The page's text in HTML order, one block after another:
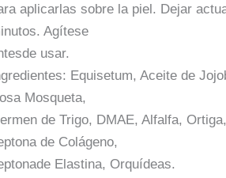
aplicarlas sobre la piel. Dejar
Agítese
usar.
Equisetum, Aceite de
Mosqueta,
de Trigo, DMAE, Alfalfa, Ortiga,
de Colágeno,
Elastina, Orquídeas.